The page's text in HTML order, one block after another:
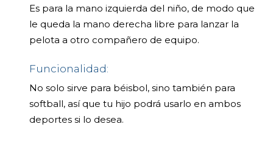
Es para la mano izquierda del niño, de modo que
le queda la mano derecha libre para lanzar la
pelota a otro compañero de equipo.
Funcionalidad:
No solo sirve para béisbol, sino también para
softball, así que tu hijo podrá usarlo en ambos
deportes si lo desea.